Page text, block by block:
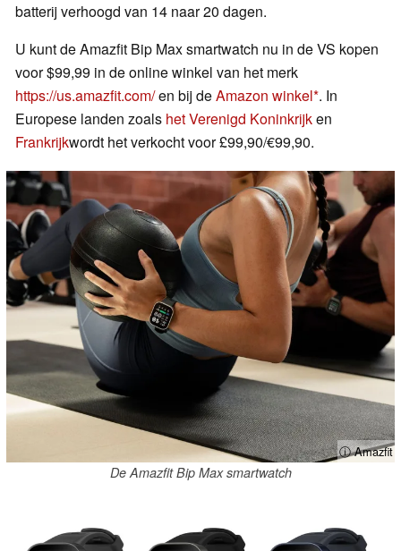
batterij verhoogd van 14 naar 20 dagen.
U kunt de Amazfit Bip Max smartwatch nu in de VS kopen
voor $99,99 in de online winkel van het merk
https://us.amazfit.com/en bij deAmazon winkel . In
Europese landen zoals het Verenigd Koninkrijken
Frankrijkwordt het verkocht voor £99,90/€99,90.
ⓘ Amazfit
De Amazfit Bip Max smartwatch